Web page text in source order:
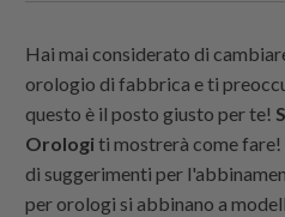
Hai mai considerato di
orologio di fabbrica e ti
questo è il posto giusto per te!
Orologi ti mostrerà come
di suggerimenti per
per orologi si abbinano a